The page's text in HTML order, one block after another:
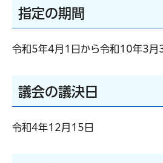
指定の期間
令和5年4月1日から令和10年3月
議会の議決日
令和4年12月15日